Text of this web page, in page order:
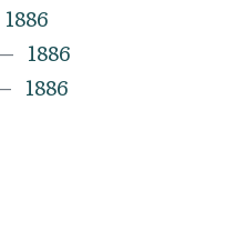
1886
1886
1886